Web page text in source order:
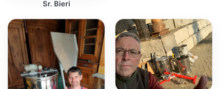
Sr. Bieri